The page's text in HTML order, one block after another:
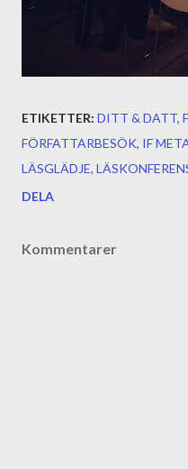
ETIKETTER: DITT & DATT
FÖRFATTARBESÖK IF
LÄSGLÄDJE
DELA
Kommentarer